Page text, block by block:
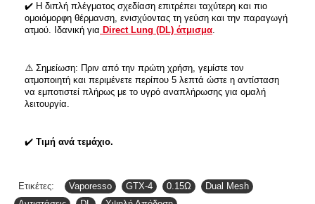
✔️ Η διπλή πλέγματος σχεδίαση επιτρέπει ταχύτερη και πιο
ομοιόμορφη θέρμανση, ενισχύοντας τη γεύση και την παραγωγή
ατμού. Ιδανική για Direct Lung (DL) άτμισμα.
⚠️ Σημείωση: Πριν από την πρώτη χρήση, γεμίστε τον
ατμοποιητή και περιμένετε περίπου 5 λεπτά ώστε η αντίσταση
να εμποτιστεί πλήρως με το υγρό αναπλήρωσης για ομαλή
λειτουργία.
✔️ Τιμή ανά τεμάχιο.
Ετικέτες: Vaporesso GTX-4 0.15Ω Dual Mesh